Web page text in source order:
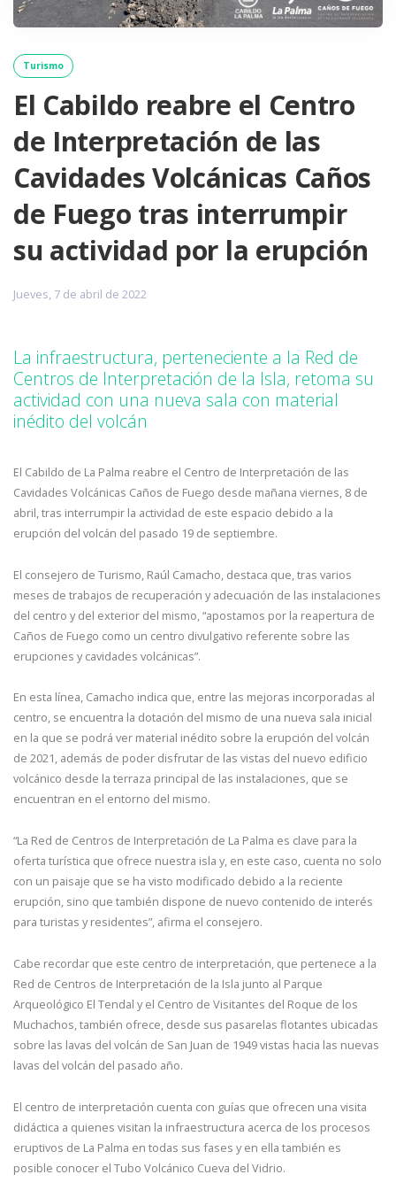
Turismo
El Cabildo reabre el Centro
de Interpretación de las
Cavidades Volcánicas Caños
de Fuego tras interrumpir
su actividad por la erupción
Jueves, 7 de abril de 2022
La infraestructura, perteneciente a la Red de
Centros de Interpretación de la Isla, retoma su
actividad con una nueva sala con material
inédito del volcán
El Cabildo de La Palma reabre el Centro de Interpretación de las
Cavidades Volcánicas Caños de Fuego desde mañana viernes, 8 de
abril, tras interrumpir la actividad de este espacio debido a la
erupción del volcán del pasado 19 de septiembre.
El consejero de Turismo, Raúl Camacho, destaca que, tras varios
meses de trabajos de recuperación y adecuación de las instalaciones
del centro y del exterior del mismo, “apostamos por la reapertura de
Caños de Fuego como un centro divulgativo referente sobre las
erupciones y cavidades volcánicas”.
En esta línea, Camacho indica que, entre las mejoras incorporadas al
centro, se encuentra la dotación del mismo de una nueva sala inicial
en la que se podrá ver material inédito sobre la erupción del volcán
de 2021, además de poder disfrutar de las vistas del nuevo edificio
volcánico desde la terraza principal de las instalaciones, que se
encuentran en el entorno del mismo.
“La Red de Centros de Interpretación de La Palma es clave para la
oferta turística que ofrece nuestra isla y, en este caso, cuenta no solo
con un paisaje que se ha visto modificado debido a la reciente
erupción, sino que también dispone de nuevo contenido de interés
para turistas y residentes”, afirma el consejero.
Cabe recordar que este centro de interpretación, que pertenece a la
Red de Centros de Interpretación de la Isla junto al Parque
Arqueológico El Tendal y el Centro de Visitantes del Roque de los
Muchachos, también ofrece, desde sus pasarelas flotantes ubicadas
sobre las lavas del volcán de San Juan de 1949 vistas hacia las nuevas
lavas del volcán del pasado año.
El centro de interpretación cuenta con guías que ofrecen una visita
didáctica a quienes visitan la infraestructura acerca de los procesos
eruptivos de La Palma en todas sus fases y en ella también es
posible conocer el Tubo Volcánico Cueva del Vidrio.